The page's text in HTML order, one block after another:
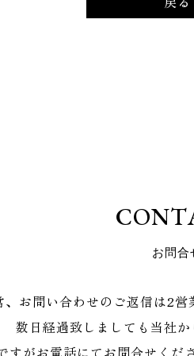
CONT
お問合
、お問い合わせのご返信は2営
数日経過致しましても当社か
すがお電話にてお問合せくだ